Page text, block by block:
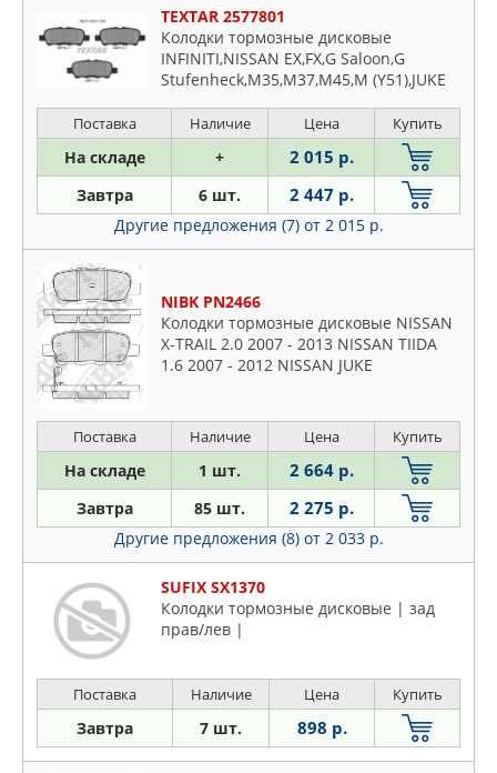
TEXTAR 2577801
Колодки тормозные дисковые
INFINITI,NISSAN EX,FX,G Saloon,G
Stufenheck,M35,M37,M45,M (Y51),JUKE
Поставка Наличие Цена Купить
На складе + 2 015 р.
Завтра 6 шт. 2 447 р.
Другие предложения (7) от 2 015 р.
NIBK PN2466
Колодки тормозные дисковые NISSAN
X-TRAIL 2.0 2007 - 2013 NISSAN TIIDA
1.6 2007 - 2012 NISSAN JUKE
Поставка Наличие Цена Купить
На складе 1 шт. 2 664 р.
Завтра 85 шт. 2 275 р.
Другие предложения (8) от 2 033 р.
SUFIX SX1370
Колодки тормозные дисковые | зад
прав/лев |
Поставка Наличие Цена Купить
Завтра 7 шт. 898 р.